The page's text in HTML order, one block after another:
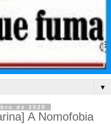
▼
de 2020
A Nomofobia